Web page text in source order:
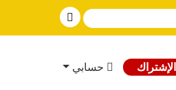
الإشتراك حسابي